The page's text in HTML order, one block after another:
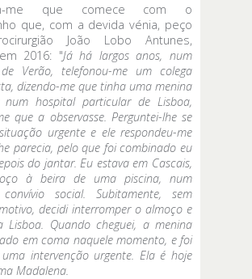
me que comece com o
que, com a devida vénia, peço
João Lobo Antunes,
2016: "Já há largos anos, num
Verão, telefonou-me um colega
dizendo-me que tinha uma menina
num hospital particular de Lisboa,
que a observasse. Perguntei-lhe se
urgente e ele respondeu-me
parecia, pelo que foi combinado eu
do jantar. Eu estava em Cascais,
à beira de uma piscina, num
social. Subitamente, sem
decidi interromper o almoço e
Lisboa. Quando cheguei, a menina
em coma naquele momento, e foi
intervenção urgente. Ela é hoje
Madalena.